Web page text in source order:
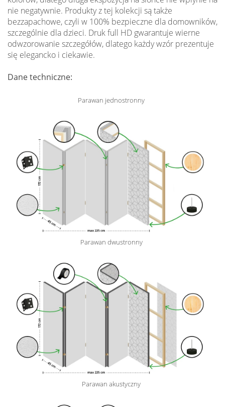
nie negatywnie. Produkty z tej kolekcji są także
bezzapachowe, czyli w 100% bezpieczne dla domowników,
szczególnie dla dzieci. Druk full HD gwarantuje wierne
odwzorowanie szczegółów, dlatego każdy wzór prezentuje
się elegancko i ciekawie.
Dane techniczne:
Parawan jednostronny
Parawan dwustronny
Parawan akustyczny